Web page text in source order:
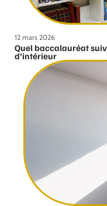
12 mars 2026
Quel baccalauréat
d’intérieur